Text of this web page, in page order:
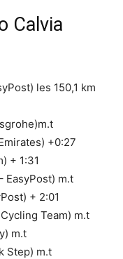
Calvia
les 150,1 km
+0:27
+ 1:31
EasyPost) m.t
+ 2:01
Team) m.t
m.t
Step) m.t